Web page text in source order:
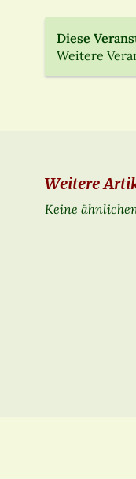
Diese
Weitere
Weitere
Keine